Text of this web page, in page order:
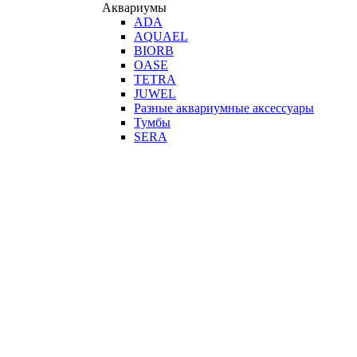
Аквариумы
ADA
AQUAEL
BIORB
OASE
TETRA
JUWEL
Разные аквариумные аксессуары
Тумбы
SERA